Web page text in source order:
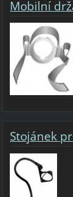
Mobilní
Stojánek